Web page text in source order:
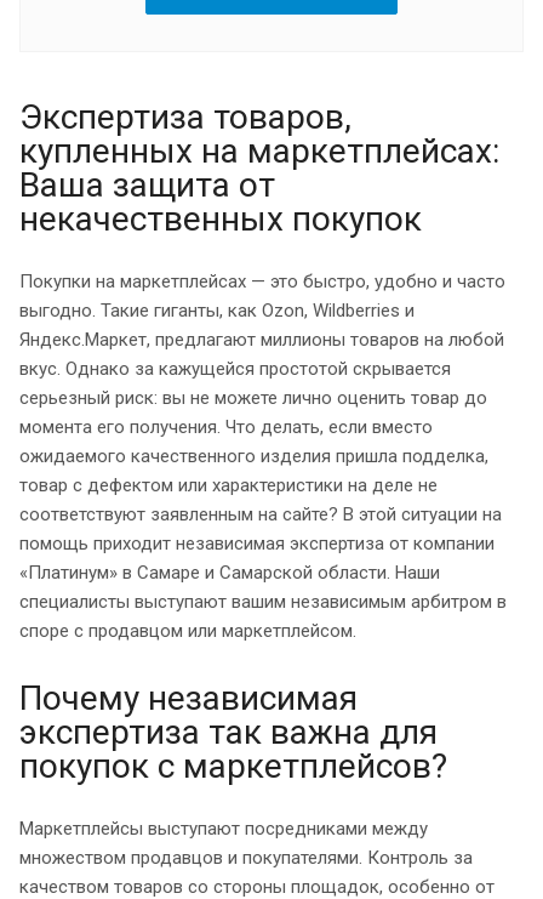
Экспертиза товаров,
купленных на маркетплейсах:
Ваша защита от
некачественных покупок
Покупки на маркетплейсах — это быстро, удобно и часто
выгодно. Такие гиганты, как Ozon, Wildberries и
Яндекс.Маркет, предлагают миллионы товаров на любой
вкус. Однако за кажущейся простотой скрывается
серьезный риск: вы не можете лично оценить товар до
момента его получения. Что делать, если вместо
ожидаемого качественного изделия пришла подделка,
товар с дефектом или характеристики на деле не
соответствуют заявленным на сайте? В этой ситуации на
помощь приходит независимая экспертиза от компании
«Платинум» в Самаре и Самарской области. Наши
специалисты выступают вашим независимым арбитром в
споре с продавцом или маркетплейсом.
Почему независимая
экспертиза так важна для
покупок с маркетплейсов?
Маркетплейсы выступают посредниками между
множеством продавцов и покупателями. Контроль за
качеством товаров со стороны площадок, особенно от